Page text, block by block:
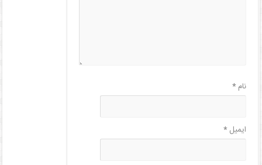
نام*
ایمیل*